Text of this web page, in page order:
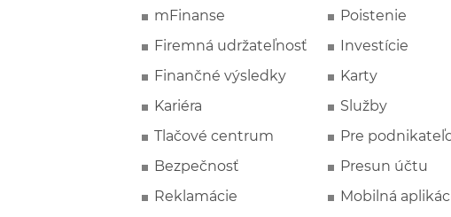
mFinanse
Firemná udržateľnosť
Finančné výsledky
Kariéra
Tlačové centrum
Bezpečnosť
Reklamácie
Poistenie
Investície
Karty
Služby
Pre
Presun účtu
Mobilná